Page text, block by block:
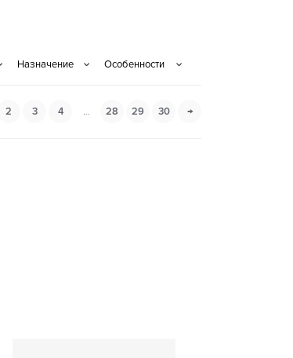
2 3 4 … 28 29 30 →